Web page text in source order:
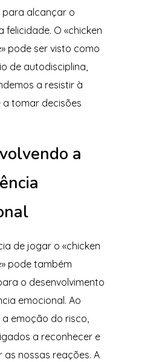
para alcançar o
felicidade. O «chicken
pode ser visto como
de autodisciplina,
a resistir à
tomar decisões
a
de jogar o «chicken
pode também
o desenvolvimento
emocional. Ao
emoção do risco,
a reconhecer e
as nossas reações. A